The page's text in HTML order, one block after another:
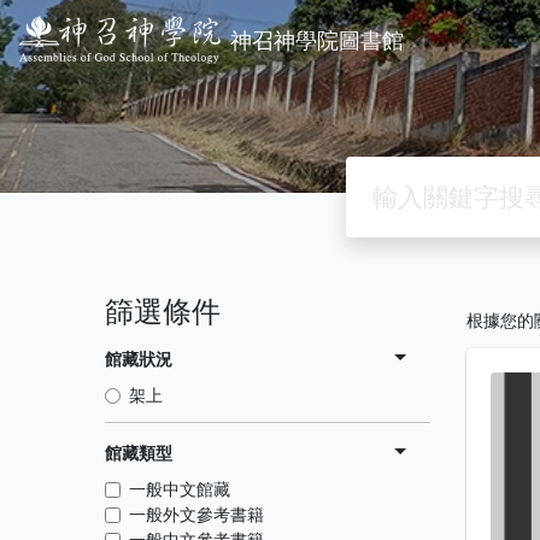
神召神學院圖書館
篩選條件
館藏狀況
架上
館藏類型
一般中文館藏
一般外文參考書籍
根據您